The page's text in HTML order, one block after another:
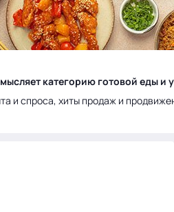
категорию готовой еды и
и спроса, хиты продаж и